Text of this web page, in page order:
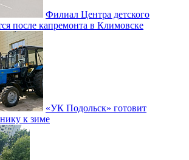
Филиал Центра детского
после капремонта в Климовске
«УК Подольск» готовит
к зиме